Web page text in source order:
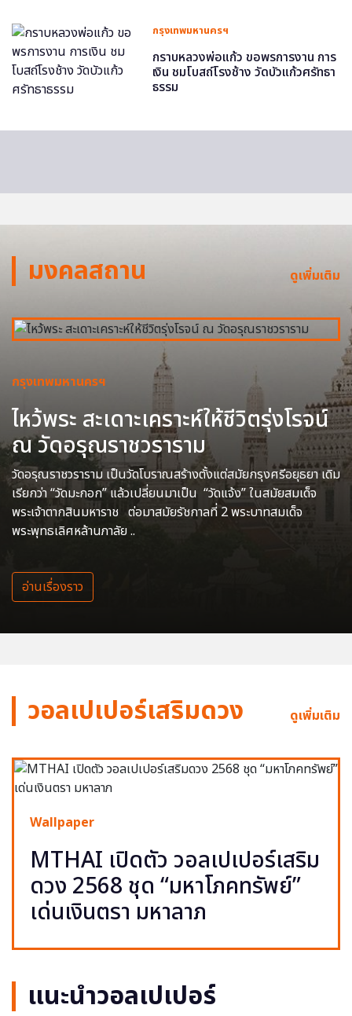
กรุงเทพมหานครฯ
กราบหลวงพ่อแก้ว ขอพรการงาน การ
เงิน ชมโบสถ์โรงช้าง วัดบัวแก้วศรัทธา
ธรรม
มงคลสถาน ดูเพิ่มเติม
กรุงเทพมหานครฯ
ไหว้พระ สะเดาะเคราะห์ให้ชีวิตรุ่งโรจน์
ณ วัดอรุณราชวราราม
วัดอรุณราชวราราม เป็นวัดโบราณสร้างตั้งแต่สมัยกรุงศรีอยุธยา เดิม
เรียกว่า “วัดมะกอก” แล้วเปลี่ยนมาเป็น “วัดแจ้ง” ในสมัยสมเด็จ
พระเจ้าตากสินมหาราช ต่อมาสมัยรัชกาลที่ 2 พระบาทสมเด็จ
พระพุทธเลิศหล้านภาลัย ..
อ่านเรื่องราว
วอลเปเปอร์เสริมดวง ดูเพิ่มเติม
Wallpaper
MTHAI เปิดตัว วอลเปเปอร์เสริม
ดวง 2568 ชุด “มหาโภคทรัพย์”
เด่นเงินตรา มหาลาภ
แนะนำวอลเปเปอร์